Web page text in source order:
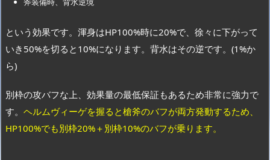
という効果です。渾身はHP100%時に20%で、徐々に下がって
いき50%を切ると10%になります。背水はその逆です。(1%か
ら)
別枠の攻バフな上、効果量の最低保証もあるため非常に強力で
す。 ヘルムヴィーゲを握ると槍斧のバフが両方発動するため、
HP100%でも別枠20%＋ 別枠10%のバフが乗ります。